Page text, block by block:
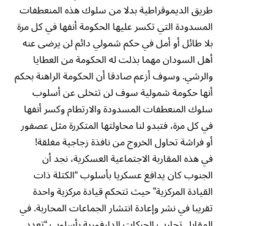
طريق الديموقراطية بدلا من سلوك هذه المنعطفات
المسدودة التي تكسر عليها الحكومة أنفها في كل مرة
بلا طائل أو أمل في حكم شمولي دائم لن يرضى عنه
أهل السودان مهما بذلت له الحكومة من العطايا
والرشي. وسوف أزعم صادقا أن الحكومة الراهنة بحكم
أنها حكومة شمولية سوف لن تتخلى عن أسلوب
سلوك المنعطفات المسدودة والارتطام وكسر أنفها
في كل مرة، فتبدو لنا محاولتها المتكررة مثل عصفور
أو فراشة تحاول الخروج من نافذة زجاجية مغلقة!
في هذه المقاربة الاجتماعية العسكرية، نجد أن
الجنوب كان يدافع عسكريا بأسلوب “الكتلة ذات
القيادة المركزية” حيث تتحكم قيادة مركزية واحدة
تقريبا في نشر وإعادة انتشار الجماعات المحاربة. في